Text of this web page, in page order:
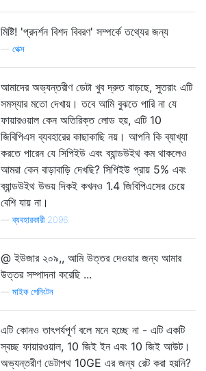
মিষ্টি! 'প্রদর্শন বিশদ বিবরণ' সম্পর্কে তথ্যের জন্য
থেক্স
আমাদের অভ্যন্তরীণ ডেটা খুব দ্রুত বাড়ছে, সুতরাং এটি
সমস্যার মতো দেখায়। তবে আমি বুঝতে পারি না যে
ফায়ারওয়াল কেন অতিরিক্ত লোড হয়, এটি 10 ​​
জিবিপিএস ব্যবহারের কাছাকাছি নয়। আপনি কি ব্যাখ্যা
করতে পারেন যে সিপিইউ এবং ব্যান্ডউইথ কম থাকলেও
আমরা কেন বাড়াবাড়ি দেখছি? সিপিইউ প্রায় 5% এবং
ব্যান্ডউইথ উভয় দিকই কখনও 1.4 জিবিপিএসের চেয়ে
বেশি যায় না।
—ব্যবহারকারী 2096
@ ইউজার ২০৯,, আমি উত্তর দেওয়ার জন্য আমার
উত্তর সম্পাদনা করেছি ...
মাইক পেনিংটন
এটি কোনও তাৎপর্যপূর্ণ বলে মনে হচ্ছে না - এটি একটি
স্বচ্ছ ফায়ারওয়াল, 10 জিই ইন এবং 10 জিই আউট।
অভ্যন্তরীণ ডেটাপথ 10GE এর জন্য রেট করা হয়নি?